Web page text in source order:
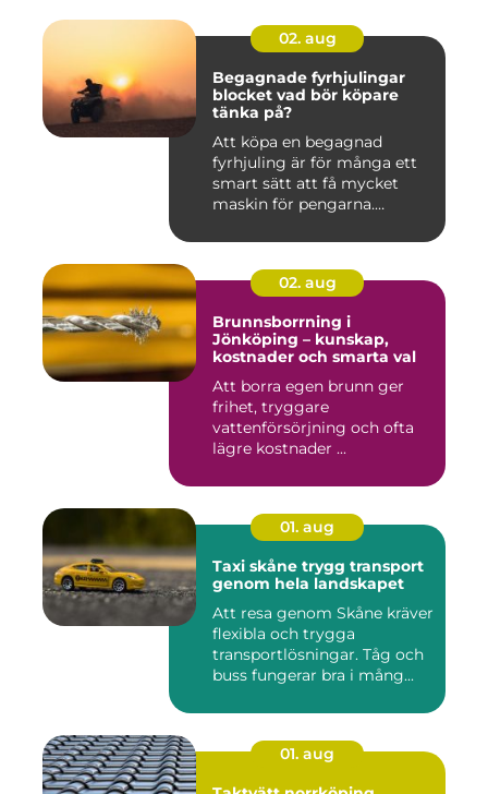
02. aug
Begagnade fyrhjulingar
blocket vad bör köpare
tänka på?
Att köpa en begagnad
fyrhjuling är för många ett
smart sätt att få mycket
maskin för pengarna.
02. aug
Brunnsborrning i
Jönköping – kunskap,
kostnader och smarta val
Att borra egen brunn ger
frihet, tryggare
vattenförsörjning och ofta
lägre kostnader ...
01. aug
Taxi skåne trygg transport
genom hela landskapet
Att resa genom Skåne kräver
flexibla och trygga
transportlösningar. Tåg och
buss fungerar bra i mång...
01. aug